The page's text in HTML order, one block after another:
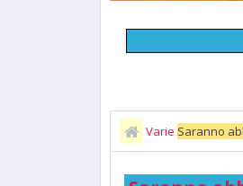
Varie Saranno